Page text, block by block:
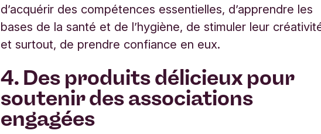
d’acquérir des compétences essentielles, d’apprendre les
bases de la santé et de l’hygiène, de stimuler leur
et surtout, de prendre confiance en eux.
4. Des produits délicieux pour
soutenir des associations
engagées